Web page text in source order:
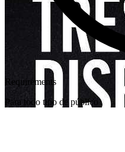
Requirements
Para todo tipo de público